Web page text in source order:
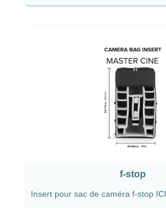
f-stop
Insert pour sac de caméra f-stop